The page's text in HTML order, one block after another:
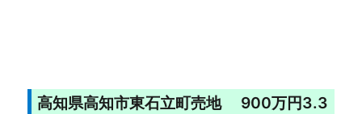
高知県高知市東石立町売地 900万円3.3